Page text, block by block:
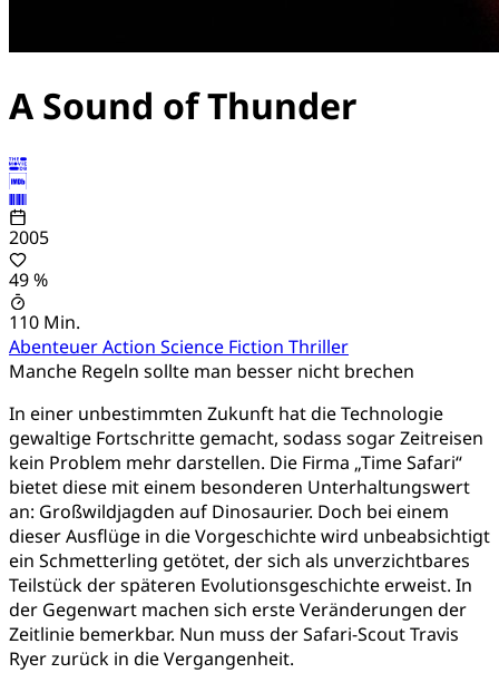
A Sound of Thunder
2005
49 %
110 Min.
AbenteuerAction Science Fiction Thriller
Manche Regeln sollte man besser nicht brechen
In einer unbestimmten Zukunft hat die Technologie
gewaltige Fortschritte gemacht, sodass sogar Zeitreisen
kein Problem mehr darstellen. Die Firma „Time Safari“
bietet diese mit einem besonderen Unterhaltungswert
an: Großwildjagden auf Dinosaurier. Doch bei einem
dieser Ausflüge in die Vorgeschichte wird unbeabsichtigt
ein Schmetterling getötet, der sich als unverzichtbares
Teilstück der späteren Evolutionsgeschichte erweist. In
der Gegenwart machen sich erste Veränderungen der
Zeitlinie bemerkbar. Nun muss der Safari-Scout Travis
Ryer zurück in die Vergangenheit.